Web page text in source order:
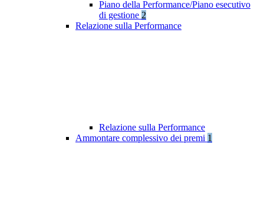
Piano della Performance/Piano esecutivo
di gestione 2
Relazione sulla Performance
Relazione sulla Performance
Ammontare complessivo dei premi 1